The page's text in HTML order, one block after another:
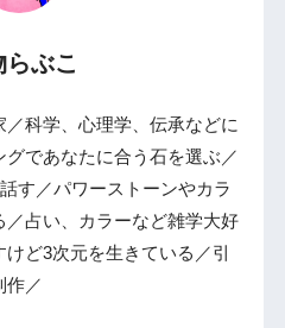
らぶこ
科学、心理学、伝承などに
であなたに合う石を選ぶ／
す／パワーストーンやカラ
占い、カラーなど雑学大好
ど3次元を生きている／引
作／